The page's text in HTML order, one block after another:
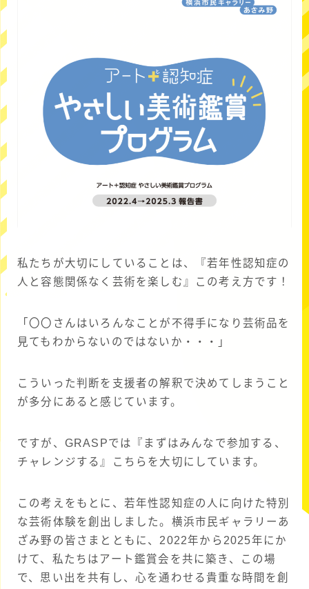
私たちが大切にしていることは、『若年性認知症の
人と容態関係なく芸術を楽しむ』この考え方です！
「〇〇さんはいろんなことが不得手になり芸術品を
見てもわからないのではないか・・・」
こういった判断を支援者の解釈で決めてしまうこと
が多分にあると感じています。
ですが、GRASPでは『まずはみんなで参加する、
チャレンジする』こちらを大切にしています。
この考えをもとに、若年性認知症の人に向けた特別
な芸術体験を創出しました。横浜市民ギャラリーあ
ざみ野の皆さまとともに、2022年から2025年にか
けて、私たちはアート鑑賞会を共に築き、この場
で、思い出を共有し、心を通わせる貴重な時間を創